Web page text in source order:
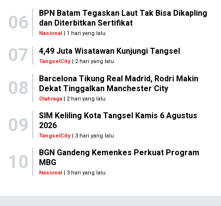
06
BPN Batam Tegaskan Laut Tak Bisa Dikapling
dan Diterbitkan Sertifikat
Nasional| 1 hari yang lalu
07 4,49 Juta Wisatawan Kunjungi Tangsel
TangselCity | 2 hari yang lalu
08
Barcelona Tikung Real Madrid, Rodri Makin
Dekat Tinggalkan Manchester City
Olahraga| 2 hari yang lalu
09
SIM Keliling Kota Tangsel Kamis 6 Agustus
2026
TangselCity| 3 hari yang lalu
10
BGN Gandeng Kemenkes Perkuat Program
MBG
Nasional| 3 hari yang lalu